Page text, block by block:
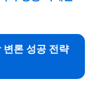
론 성공 전략